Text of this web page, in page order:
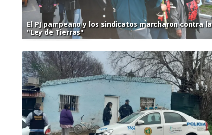
El PJ pampeano y los sindicatos marcharon contra la
"Ley de Tierras"